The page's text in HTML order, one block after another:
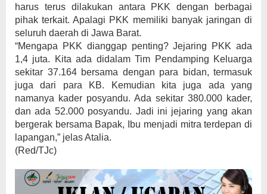
harus terus dilakukan antara PKK dengan berbagai
pihak terkait. Apalagi PKK memiliki banyak jaringan di
seluruh daerah di Jawa Barat.
“Mengapa PKK dianggap penting? Jejaring PKK ada
1,4 juta. Kita ada didalam Tim Pendamping Keluarga
sekitar 37.164 bersama dengan para bidan, termasuk
juga dari para KB. Kemudian kita juga ada yang
namanya kader posyandu. Ada sekitar 380.000 kader,
dan ada 52.000 posyandu. Jadi ini jejaring yang akan
bergerak bersama Bapak, Ibu menjadi mitra terdepan di
lapangan,” jelas Atalia.
(Red/TJc)